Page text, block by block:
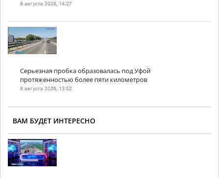
8 августа 2026, 14:27
Серьезная пробка образовалась под Уфой
протяженностью более пяти километров
8 августа 2026, 13:52
ВАМ БУДЕТ ИНТЕРЕСНО